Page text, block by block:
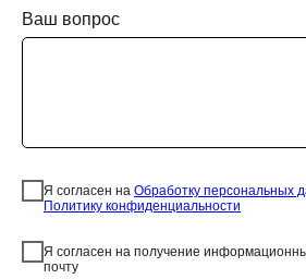
Ваш вопрос
Я согласен на Обработку персональных
Политику конфиденциальности
Я согласен на получение
почту